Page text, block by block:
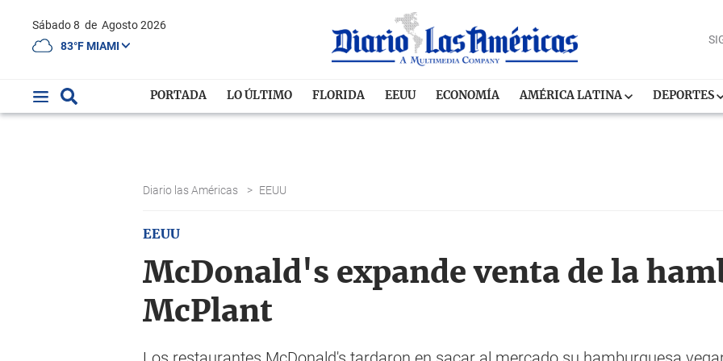
Sábado 8 de Agosto 2026
83°F MIAMI
PORTADA LO ÚLTIMO FLORIDA EEUU ECONOMÍA AMÉRICA LATINA DEPORTES
Diario las Américas > EEUU
EEUU
McDonald's expande venta de la
McPlant